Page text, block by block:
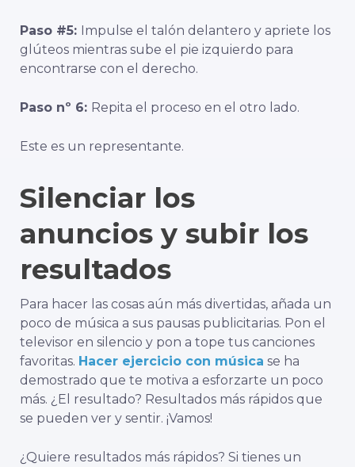
Paso #5: Impulse el talón delantero y apriete los
glúteos mientras sube el pie izquierdo para
encontrarse con el derecho.
Paso nº 6: Repita el proceso en el otro lado.
Este es un representante.
Silenciar los
anuncios y subir los
resultados
Para hacer las cosas aún más divertidas, añada un
poco de música a sus pausas publicitarias. Pon el
televisor en silencio y pon a tope tus canciones
favoritas. Hacer ejercicio con música se ha
demostrado que te motiva a esforzarte un poco
más. ¿El resultado? Resultados más rápidos que
se pueden ver y sentir. ¡Vamos!
¿Quiere resultados más rápidos? Si tienes un